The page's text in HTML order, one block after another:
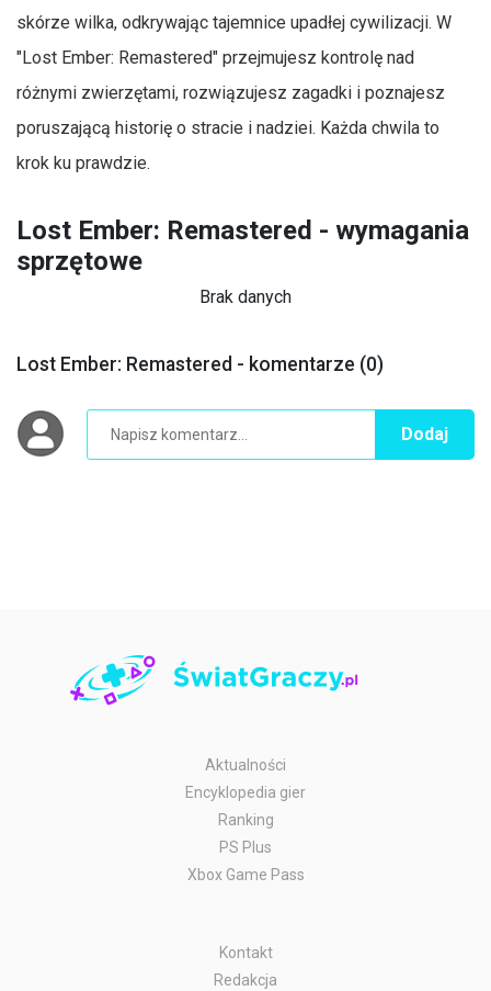
skórze wilka, odkrywając tajemnice upadłej cywilizacji. W
"Lost Ember: Remastered" przejmujesz kontrolę nad
różnymi zwierzętami, rozwiązujesz zagadki i poznajesz
poruszającą historię o stracie i nadziei. Każda chwila to
krok ku prawdzie.
Lost Ember: Remastered - wymagania
sprzętowe
Brak danych
Lost Ember: Remastered - komentarze (0)
Dodaj
Aktualności
Encyklopedia gier
Ranking
PS Plus
Xbox Game Pass
Kontakt
Redakcja